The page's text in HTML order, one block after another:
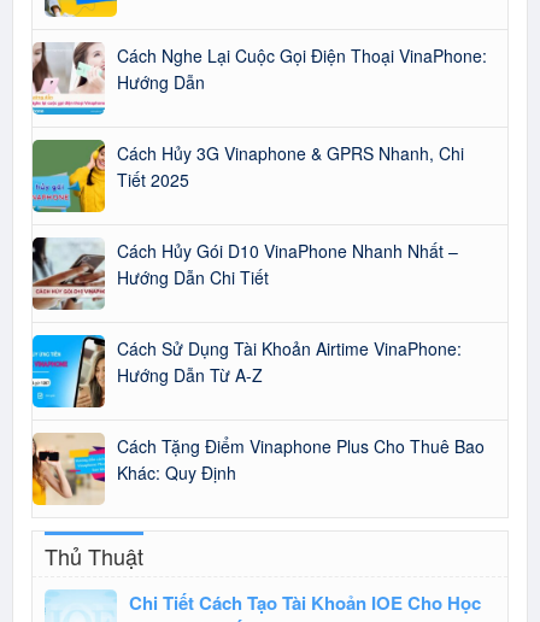
Cách Nghe Lại Cuộc Gọi Điện Thoại VinaPhone:
Hướng Dẫn
Cách Hủy 3G Vinaphone & GPRS Nhanh, Chi
Tiết 2025
Cách Hủy Gói D10 VinaPhone Nhanh Nhất –
Hướng Dẫn Chi Tiết
Cách Sử Dụng Tài Khoản Airtime VinaPhone:
Hướng Dẫn Từ A-Z
Cách Tặng Điểm Vinaphone Plus Cho Thuê Bao
Khác: Quy Định
Thủ Thuật
Chi Tiết Cách Tạo Tài Khoản IOE Cho Học